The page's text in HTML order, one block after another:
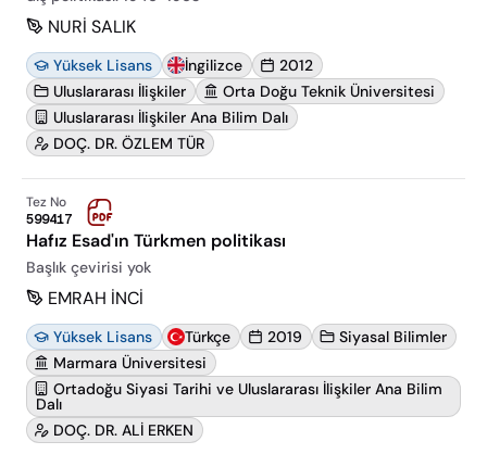
NURİ SALIK
Yüksek Lisans İngilizce
2012
Uluslararası İlişkiler
Orta Doğu Teknik Üniversitesi
Uluslararası İlişkiler Ana Bilim Dalı
DOÇ. DR. ÖZLEM TÜR
Tez No
599417
Hafız Esad'ın Türkmen politikası
Başlık çevirisi yok
EMRAH İNCİ
Yüksek Lisans Türkçe 2019
Siyasal Bilimler
Marmara Üniversitesi
Ortadoğu Siyasi Tarihi ve Uluslararası İlişkiler Ana Bilim
Dalı
DOÇ. DR. ALİ ERKEN